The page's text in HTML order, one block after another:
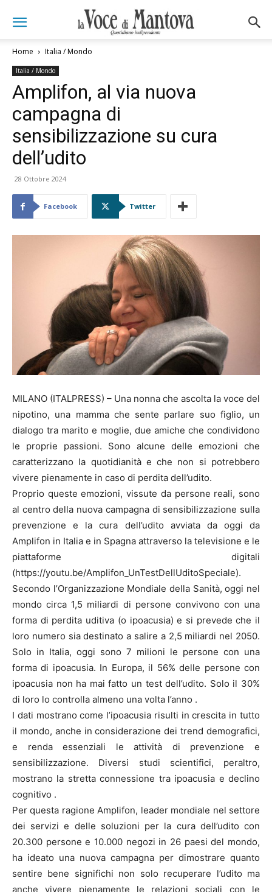
Home Italia / Mondo
Italia / Mondo
Amplifon, al via nuova
campagna di
sensibilizzazione su cura
dell’udito
28 Ottobre 2024
Facebook Twitter
MILANO (ITALPRESS) – Una nonna che ascolta la voce del
nipotino, una mamma che sente parlare suo figlio, un
dialogo tra marito e moglie, due amiche che condividono
le proprie passioni. Sono alcune delle emozioni che
caratterizzano la quotidianità e che non si potrebbero
vivere pienamente in caso di perdita dell’udito.
Proprio queste emozioni, vissute da persone reali, sono
al centro della nuova campagna di sensibilizzazione sulla
prevenzione e la cura dell’udito avviata da oggi da
Amplifon in Italia e in Spagna attraverso la televisione e le
piattaforme digitali
(https://youtu.be/Amplifon_UnTestDellUditoSpeciale).
Secondo l’Organizzazione Mondiale della Sanità, oggi nel
mondo circa 1,5 miliardi di persone convivono con una
forma di perdita uditiva (o ipoacusia) e si prevede che il
loro numero sia destinato a salire a 2,5 miliardi nel 2050.
Solo in Italia, oggi sono 7 milioni le persone con una
forma di ipoacusia. In Europa, il 56% delle persone con
ipoacusia non ha mai fatto un test dell’udito. Solo il 30%
di loro lo controlla almeno una volta l’anno .
I dati mostrano come l’ipoacusia risulti in crescita in tutto
il mondo, anche in considerazione dei trend demografici,
e renda essenziali le attività di prevenzione e
sensibilizzazione. Diversi studi scientifici, peraltro,
mostrano la stretta connessione tra ipoacusia e declino
cognitivo .
Per questa ragione Amplifon, leader mondiale nel settore
dei servizi e delle soluzioni per la cura dell’udito con
20.300 persone e 10.000 negozi in 26 paesi del mondo,
ha ideato una nuova campagna per dimostrare quanto
sentire bene significhi non solo recuperare l’udito ma
anche vivere pienamente le relazioni sociali con le